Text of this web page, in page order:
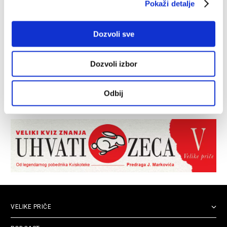
Pokaži detalje
Dozvoli sve
Dozvoli izbor
Odbij
VELIKE PRIČE